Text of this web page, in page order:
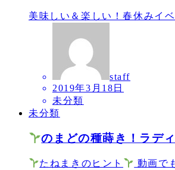
美味しい＆楽しい！春休みイ
staff
2019年3月18日
未分類
未分類
のまどの種蒔き！ラデ
たねまきのヒント 動画で